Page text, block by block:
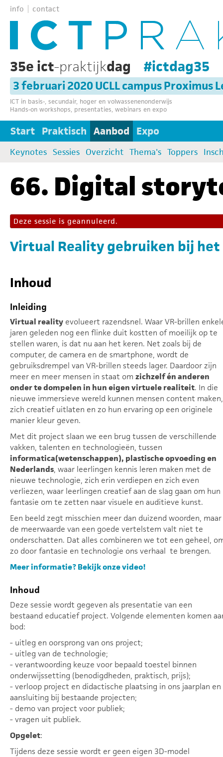
info contact
35e ict-praktijkdag #ictdag35
3 februari 2020 UCLL campus Proximus
ICT in basis-, secundair, hoger en volwassenenonderwijs
Hands-on workshops, presentaties, webinars en expo
Start Praktisch Aanbod Expo
Keynotes Sessies Overzicht Thema's Toppers
66. Digital
Deze sessie is geannuleerd.
Virtual Reality gebruiken bij
Inhoud
Inleiding
Virtual reality evolueert razendsnel. Waar VR-brillen
jaren geleden nog een flinke duit kostten of moeilijk op te
stellen waren, is dat nu aan het keren. Net zoals bij de
computer, de camera en de smartphone, wordt de
gebruiksdrempel van VR-brillen steeds lager. Daardoor zijn
meer en meer mensen in staat om zichzelf én anderen
onder te dompelen in hun eigen virtuele realiteit. In die
nieuwe immersieve wereld kunnen mensen content maken,
zich creatief uitlaten en zo hun ervaring op een originele
manier kleur geven.
Met dit project slaan we een brug tussen de verschillende
vakken, talenten en technologieën, tussen
informatica(wetenschappen), plastische opvoeding en
Nederlands, waar leerlingen kennis leren maken met de
nieuwe technologie, zich erin verdiepen en zich even
verliezen, waar leerlingen creatief aan de slag gaan om hun
fantasie om te zetten naar visuele en auditieve kunst.
Een beeld zegt misschien meer dan duizend woorden, maar
de meerwaarde van een goede vertelstem valt niet te
onderschatten. Dat alles combineren we tot een geheel,
zo door fantasie en technologie ons verhaal te brengen.
Meer informatie? Bekijk onze video!
Inhoud
Deze sessie wordt gegeven als presentatie van een
bestaand educatief project. Volgende elementen komen
bod:
- uitleg en oorsprong van ons project;
- uitleg van de technologie;
- verantwoording keuze voor bepaald toestel binnen
onderwijssetting (benodigdheden, praktisch, prijs);
- verloop project en didactische plaatsing in ons jaarplan en
aansluiting bij bestaande projecten;
- demo van project voor publiek;
- vragen uit publiek.
Opgelet:
Tijdens deze sessie wordt er geen eigen 3D-model